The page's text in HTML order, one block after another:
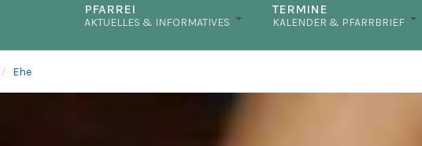
PFARREI
AKTUELLES & INFORMATIVES
TERMINE
KALENDER & PFARRBRIEF
Ehe